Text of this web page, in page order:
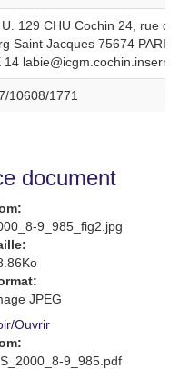
129 CHU Cochin 24, rue du
Saint Jacques 75674 PARIS
14
10608/1771
document
9_985_fig2.jpg
JPEG
Ouvrir
9_985.pdf